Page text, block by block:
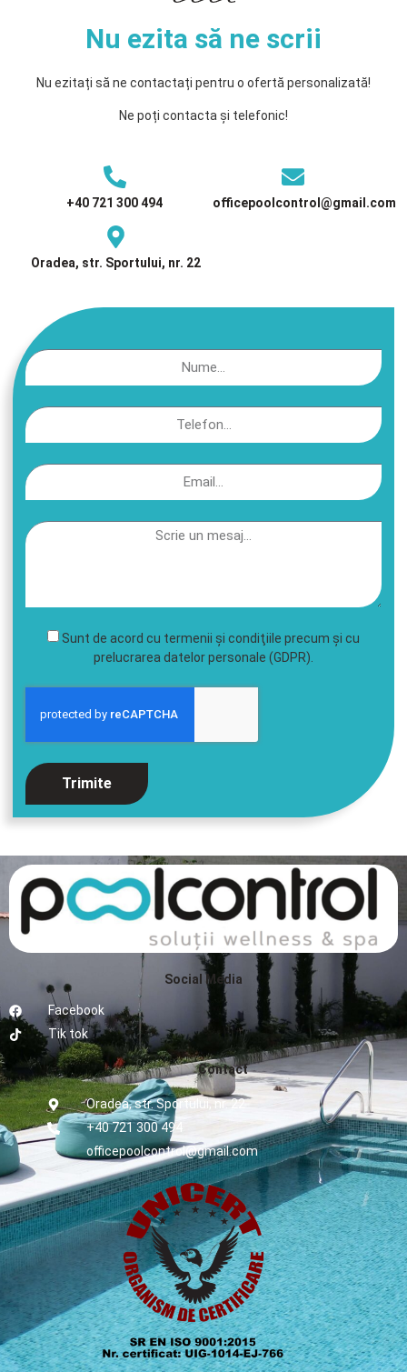
Nu ezita să ne scrii
Nu ezitați să ne contactați pentru o ofertă personalizată!
Ne poți contacta și telefonic!
+40 721 300 494 officepoolcontrol@gmail.com
Oradea, str. Sportului, nr. 22
Sunt de acord cu termenii şi condiţiile precum şi cu
prelucrarea datelor personale (GDPR).
Trimite
Social Media
Facebook
Tik tok
Contact
Oradea, str. Sportului, nr. 22
+40 721 300 494
officepoolcontrol@gmail.com